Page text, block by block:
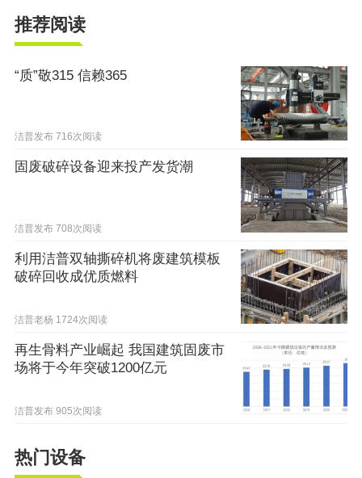
推荐阅读
“质”敬315 信赖365
洁普发布 716次阅读
固废破碎设备迎来投产发货潮
洁普发布 708次阅读
利用洁普双轴撕碎机将废建筑模板
破碎回收成优质燃料
洁普老杨 1724次阅读
再生骨料产业崛起 我国建筑固废市
场将于今年突破1200亿元
洁普发布 905次阅读
热门设备